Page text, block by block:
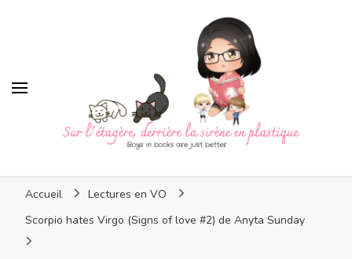
Sur l'étagère, derrière la
sirène en plastique
sirène en plastique
Accueil
Lectures en VO
Scorpio hates Virgo (Signs of love #2) de Anyta Sunday